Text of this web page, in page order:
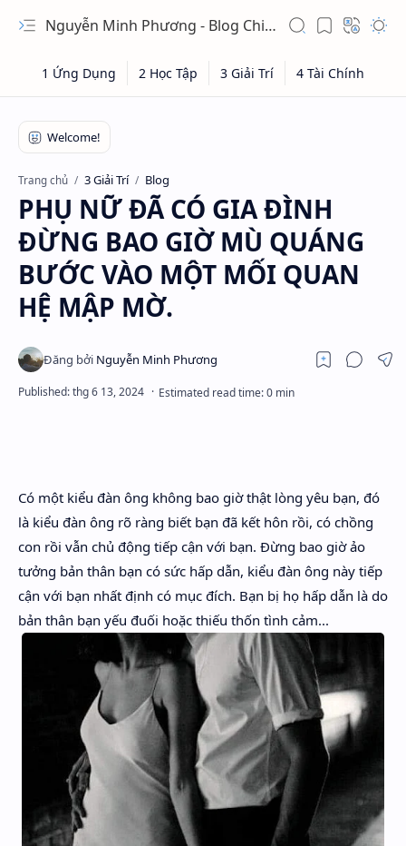
Nguyễn Minh Phương - Blog Chia sẻ Kiến thức Chứng khoán & Tài liệu Toán học
Trang chủ 3 Giải Trí Blog
PHỤ NỮ ĐÃ CÓ GIA ĐÌNH
ĐỪNG BAO GIỜ MÙ QUÁNG
BƯỚC VÀO MỘT MỐI QUAN
HỆ MẬP MỜ.
Có một kiểu đàn ông không bao giờ thật lòng yêu bạn, đó
là kiểu đàn ông rõ ràng biết bạn đã kết hôn rồi, có chồng
con rồi vẫn chủ động tiếp cận với bạn. Đừng bao giờ ảo
tưởng bản thân bạn có sức hấp dẫn, kiểu đàn ông này tiếp
cận với bạn nhất định có mục đích. Bạn bị họ hấp dẫn là do
bản thân bạn yếu đuối hoặc thiếu thốn tình cảm...